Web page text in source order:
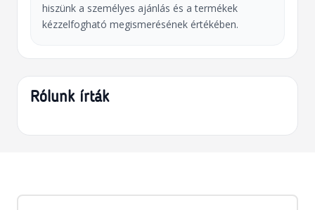
hiszünk a személyes ajánlás és a termékek
kézzelfogható megismerésének értékében.
Rólunk írták